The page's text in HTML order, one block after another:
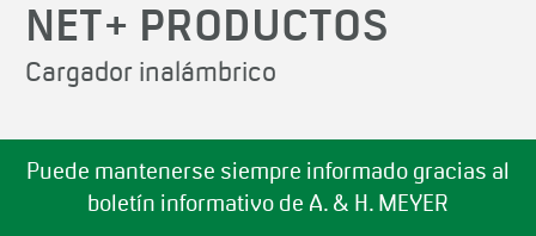
NET+ PRODUCTOS
Cargador inalámbrico
Puede mantenerse siempre informado gracias al
boletín informativo de A. & H. MEYER